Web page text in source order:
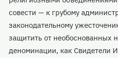
совести — к грубому
законодательному
защитить от необоснованных
деноминации, как Свидетели